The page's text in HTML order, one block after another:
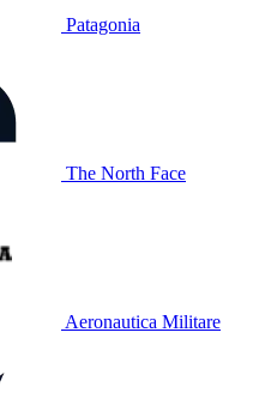
Patagonia
The North Face
Aeronautica Militare